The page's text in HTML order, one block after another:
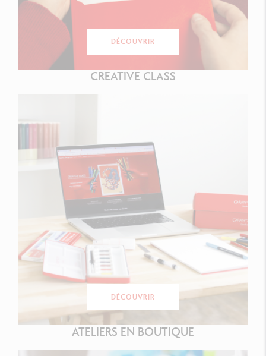
DÉCOUVRIR
CREATIVE CLASS
DÉCOUVRIR
ATELIERS EN BOUTIQUE